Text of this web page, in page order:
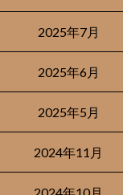
2025年7月
2025年6月
2025年5月
2024年11月